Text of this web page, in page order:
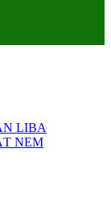
LIBA
NEM